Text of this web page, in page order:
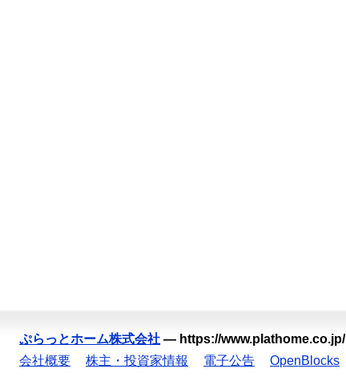
ぷらっとホーム株式会社 — https://www.plathome.co.jp/
会社概要
株主・投資家情報 電子公告 OpenBlocks